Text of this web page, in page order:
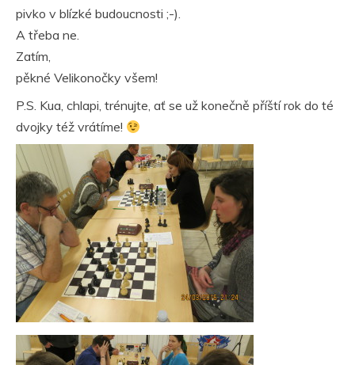
pivko v blízké budoucnosti ;-).
A třeba ne.
Zatím,
pěkné Velikonočky všem!
P.S. Kua, chlapi, trénujte, ať se už konečně příští rok do té
dvojky též vrátíme!